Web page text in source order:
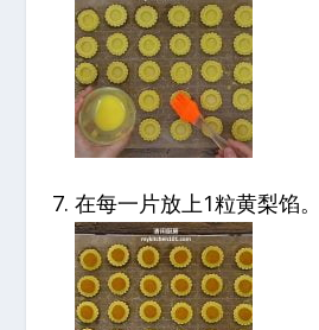
在每一片放上1粒黄梨馅。